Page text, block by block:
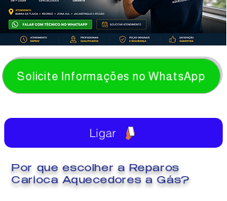
Solicite Informações no WhatsApp
Por que escolher a Reparos
Carioca Aquecedores a Gás?
Ligar